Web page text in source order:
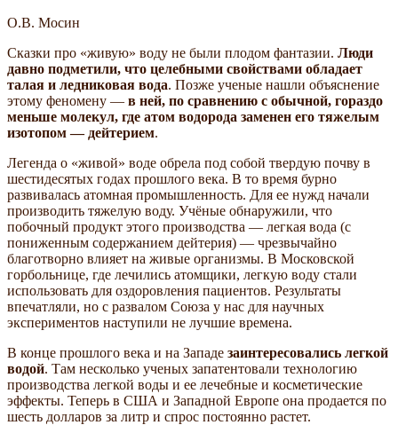
О.В. Мосин
Сказки про «живую» воду не были плодом фантазии. Люди
давно подметили, что целебными свойствами обладает
талая и ледниковая вода. Позже ученые нашли объяснение
этому феномену — в ней, по сравнению с обычной, гораздо
меньше молекул, где атом водорода заменен его тяжелым
изотопом — дейтерием.
Легенда о «живой» воде обрела под собой твердую почву в
шестидесятых годах прошлого века. В то время бурно
развивалась атомная промышленность. Для ее нужд начали
производить тяжелую воду. Учёные обнаружили, что
побочный продукт этого производства — легкая вода (с
пониженным содержанием дейтерия) — чрезвычайно
благотворно влияет на живые организмы. В Московской
горбольнице, где лечились атомщики, легкую воду стали
использовать для оздоровления пациентов. Результаты
впечатляли, но с развалом Союза у нас для научных
экспериментов наступили не лучшие времена.
В конце прошлого века и на Западе заинтересовались легкой
водой. Там несколько ученых запатентовали технологию
производства легкой воды и ее лечебные и косметические
эффекты. Теперь в США и Западной Европе она продается по
шесть долларов за литр и спрос постоянно растет.